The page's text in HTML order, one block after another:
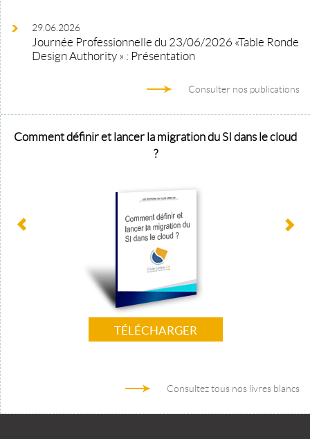
29.06.2026
Journée Professionnelle du 23/06/2026 «Table Ronde
Design Authority » : Présentation
Consulter nos publications
Comment définir et lancer la migration du SI dans le cloud
?
TÉLÉCHARGER
Consultez tous nos livres blancs